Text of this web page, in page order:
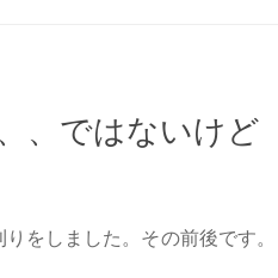
、ではないけど
をしました。その前後です。